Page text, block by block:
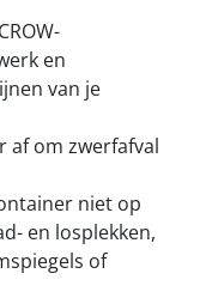
en
van je
af om zwerfafval
niet op
en losplekken,
of